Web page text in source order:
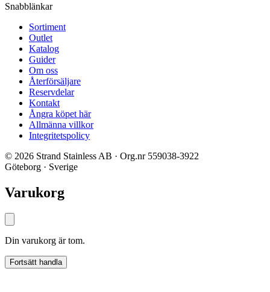
Snabblänkar
Sortiment
Outlet
Katalog
Guider
Om oss
Återförsäljare
Reservdelar
Kontakt
Ångra köpet här
Allmänna villkor
Integritetspolicy
© 2026 Strand Stainless AB · Org.nr 559038-3922
Göteborg · Sverige
Varukorg
Din varukorg är tom.
Fortsätt handla